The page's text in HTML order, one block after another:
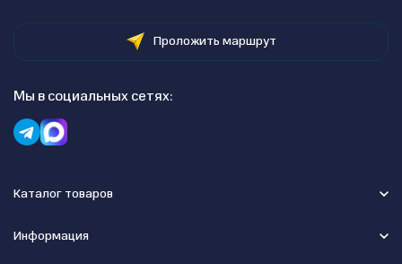
Проложить маршрут
Мы в социальных сетях:
Каталог товаров
Информация